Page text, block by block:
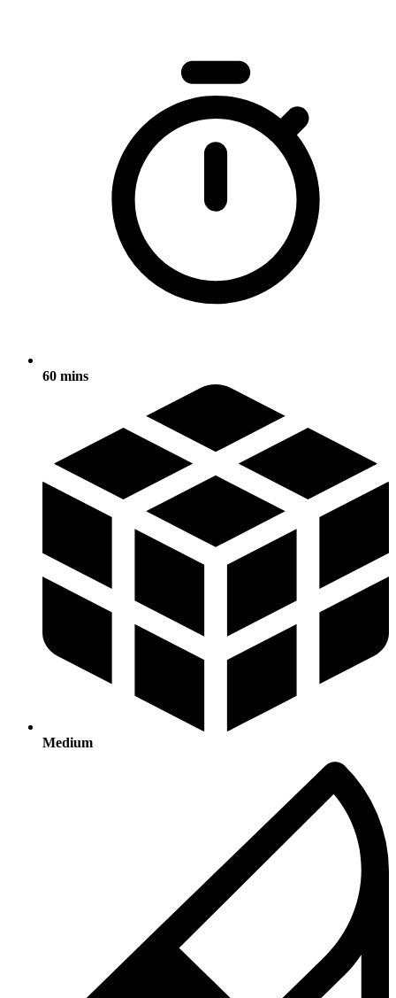
60 mins
Medium